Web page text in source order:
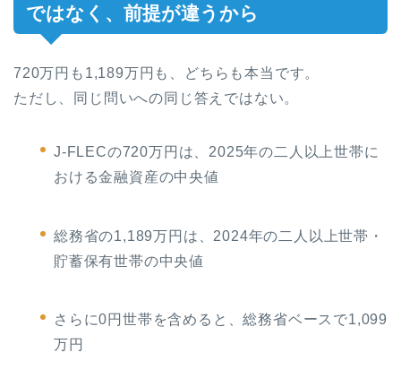
ではなく、前提が違うから
720万円も1,189万円も、どちらも本当です。
ただし、同じ問いへの同じ答えではない。
J-FLECの720万円は、2025年の二人以上世帯に
おける金融資産の中央値
総務省の1,189万円は、2024年の二人以上世帯・
貯蓄保有世帯の中央値
さらに0円世帯を含めると、総務省ベースで1,099
万円